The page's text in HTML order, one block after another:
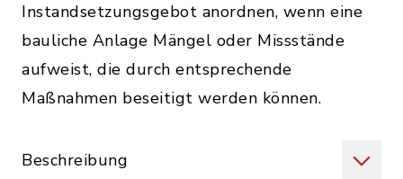
Instandsetzungsgebot anordnen, wenn eine
bauliche Anlage Mängel oder Missstände
aufweist, die durch entsprechende
Maßnahmen beseitigt werden können.
Beschreibung